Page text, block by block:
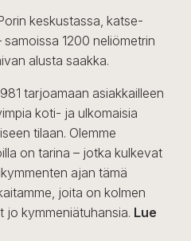
keskustassa, katse-
1200 neliömetrin
alusta saakka.
tarjoamaan asiakkailleen
koti- ja ulkomaisia
tilaan. Olemme
on tarina – jotka kulkevat
ajan tämä
joita on kolmen
jo kymmeniätuhansia. Lue